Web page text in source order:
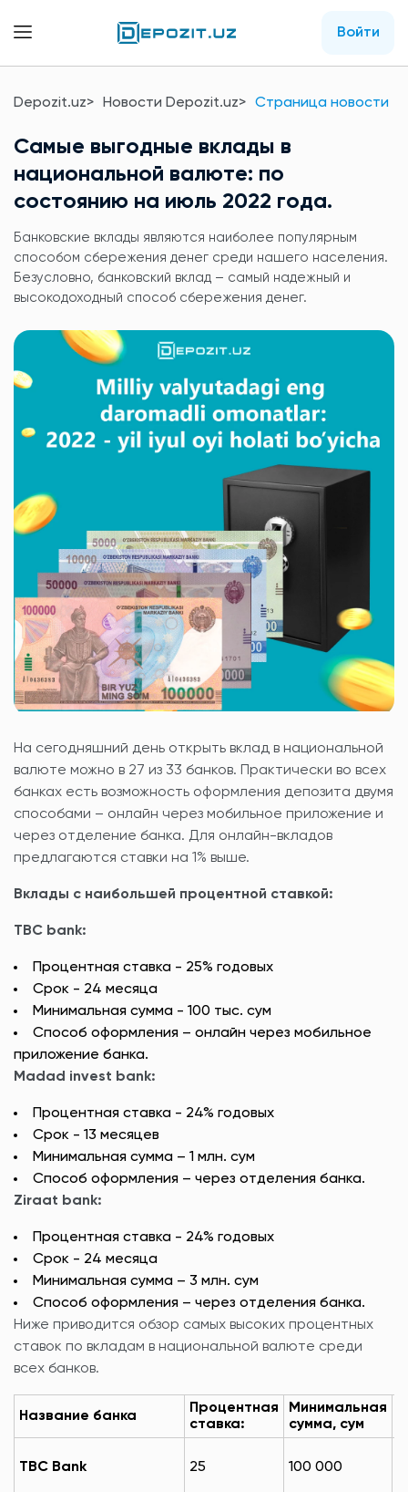
Войти
Depozit.uz Новости Depozit.uz Страница новости
Самые выгодные вклады в
национальной валюте: по
состоянию на июль 2022 года.
Банковские вклады являются наиболее популярным
способом сбережения денег среди нашего населения.
Безусловно, банковский вклад – самый надежный и
высокодоходный способ сбережения денег.
На сегодняшний день открыть вклад в национальной
валюте можно в 27 из 33 банков. Практически во всех
банках есть возможность оформления депозита двумя
способами – онлайн через мобильное приложение и
через отделение банка. Для онлайн-вкладов
предлагаются ставки на 1% выше.
Вклады с наибольшей процентной ставкой:
TBC bank:
Процентная ставка - 25% годовых
Срок - 24 месяца
Минимальная сумма - 100 тыс. сум
Способ оформления – онлайн через мобильное
приложение банка.
Madad invest bank:
Процентная ставка - 24% годовых
Срок - 13 месяцев
Минимальная сумма – 1 млн. сум
Способ оформления – через отделения банка.
Ziraat bank:
Процентная ставка - 24% годовых
Срок - 24 месяца
Минимальная сумма – 3 млн. сум
Способ оформления – через отделения банка.
Ниже приводится обзор самых высоких процентных
ставок по вкладам в национальной валюте среди
всех банков.
Название банка
Процентная
ставка:
Минимальная
сумма, сум
TBC Bank 25 100 000